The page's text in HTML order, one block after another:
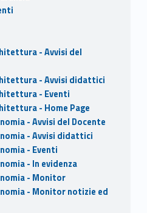
- Avvisi del
- Avvisi didattici
- Eventi
- Home Page
- Avvisi del Docente
- Avvisi didattici
- Eventi
- In evidenza
- Monitor
- Monitor notizie ed